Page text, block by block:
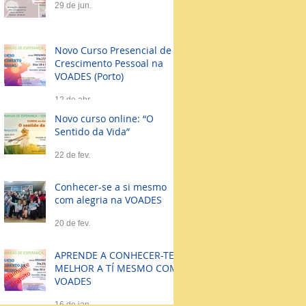
29 de jun.
Novo Curso Presencial de
Crescimento Pessoal na
VOADES (Porto)
12 de abr.
Novo curso online: “O
Sentido da Vida”
22 de fev.
Conhecer-se a si mesmo
com alegria na VOADES
20 de fev.
APRENDE A CONHECER-TE
MELHOR A TÍ MESMO COM
VOADES